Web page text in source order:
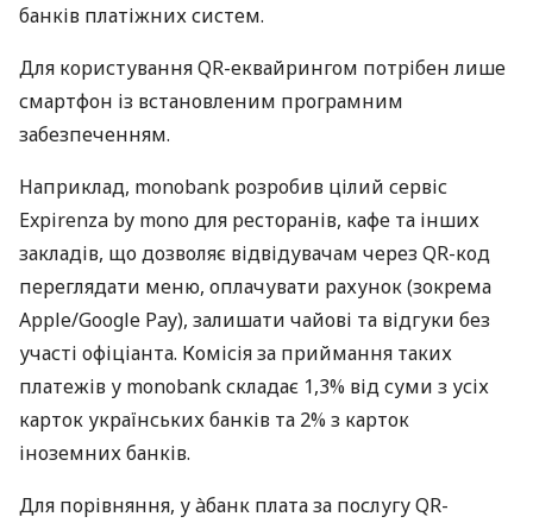
банків платіжних систем.
Для користування QR-еквайрингом потрібен лише
смартфон із встановленим програмним
забезпеченням.
Наприклад, monobank розробив цілий сервіс
Expirenza by mono для ресторанів, кафе та інших
закладів, що дозволяє відвідувачам через QR-код
переглядати меню, оплачувати рахунок (зокрема
Apple/Google Pay), залишати чайові та відгуки без
участі офіціанта. Комісія за приймання таких
платежів у monobank складає 1,3% від суми з усіх
карток українських банків та 2% з карток
іноземних банків.
Для порівняння, у àбанк плата за послугу QR-